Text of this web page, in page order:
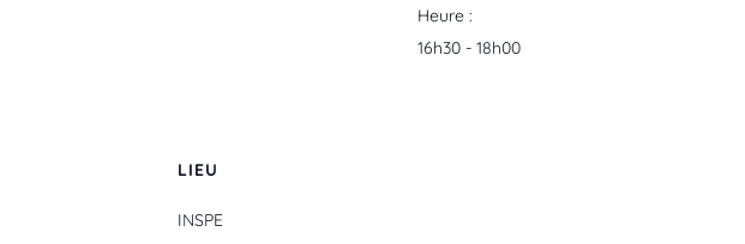
Heure :
16h30 - 18h00
LIEU
INSPE